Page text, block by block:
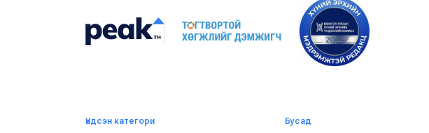
Үндсэн категори Бусад